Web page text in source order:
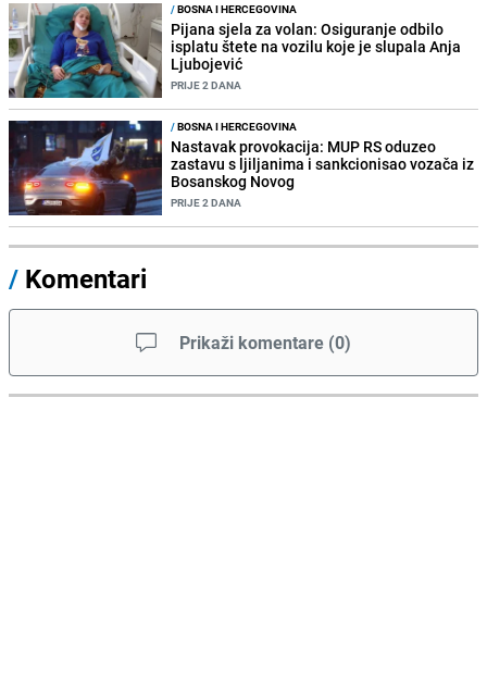
/BOSNA I HERCEGOVINA
Pijana sjela za volan: Osiguranje odbilo
isplatu štete na vozilu koje je slupala Anja
Ljubojević
PRIJE 2 DANA
/BOSNA I HERCEGOVINA
Nastavak provokacija: MUP RS oduzeo
zastavu s ljiljanima i sankcionisao vozača iz
Bosanskog Novog
PRIJE 2 DANA
/ Komentari
Prikaži komentare (0)